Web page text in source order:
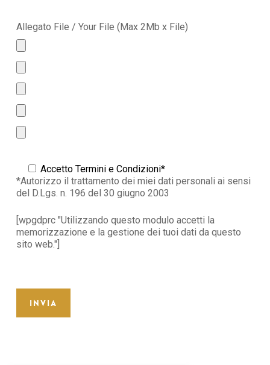
Allegato File / Your File (Max 2Mb x File)
Accetto Termini e Condizioni*
*Autorizzo il trattamento dei miei dati personali ai sensi
del D.Lgs. n. 196 del 30 giugno 2003
[wpgdprc "Utilizzando questo modulo accetti la
memorizzazione e la gestione dei tuoi dati da questo
sito web."]